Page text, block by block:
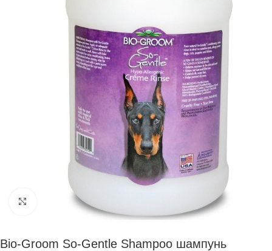
Нажмите, чтобы увеличить
Bio-Groom So-Gentle Shampoo шампунь